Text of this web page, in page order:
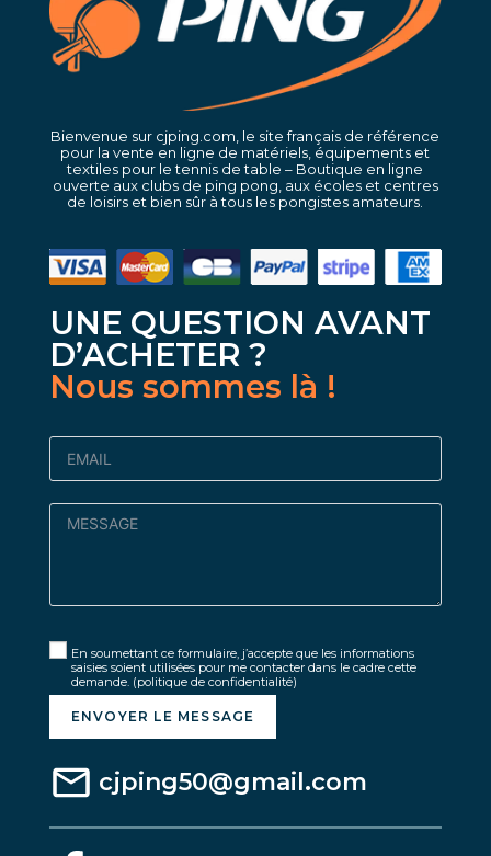
Bienvenue sur cjping.com, le site français de référence
pour la vente en ligne de matériels, équipements et
textiles pour le tennis de table – Boutique en ligne
ouverte aux clubs de ping pong, aux écoles et centres
de loisirs et bien sûr à tous les pongistes amateurs.
UNE QUESTION AVANT
D’ACHETER ?
Nous sommes là !
En soumettant ce formulaire, j’accepte que les informations
saisies soient utilisées pour me contacter dans le cadre cette
demande. (politique de confidentialité)
ENVOYER LE MESSAGE
cjping50@gmail.com